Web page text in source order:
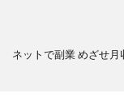
ネットで副業 めざせ